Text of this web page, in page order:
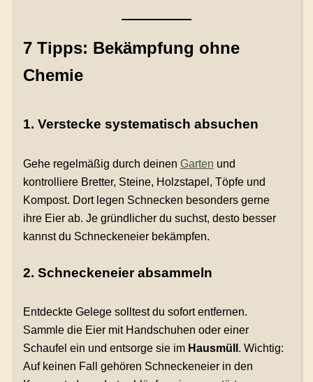
7 Tipps: Bekämpfung ohne
Chemie
1. Verstecke systematisch absuchen
Gehe regelmäßig durch deinen Garten und
kontrolliere Bretter, Steine, Holzstapel, Töpfe und
Kompost. Dort legen Schnecken besonders gerne
ihre Eier ab. Je gründlicher du suchst, desto besser
kannst du Schneckeneier bekämpfen.
2. Schneckeneier absammeln
Entdeckte Gelege solltest du sofort entfernen.
Sammle die Eier mit Handschuhen oder einer
Schaufel ein und entsorge sie im Hausmüll . Wichtig:
Auf keinen Fall gehören Schneckeneier in den